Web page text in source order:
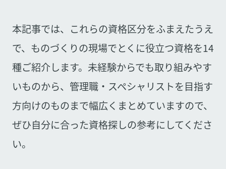
本記事では、これらの資格区分をふまえたうえ
で、ものづくりの現場でとくに役立つ資格を14
種ご紹介します。未経験からでも取り組みやす
いものから、管理職・スペシャリストを目指す
方向けのものまで幅広くまとめていますので、
ぜひ自分に合った資格探しの参考にしてくださ
い。